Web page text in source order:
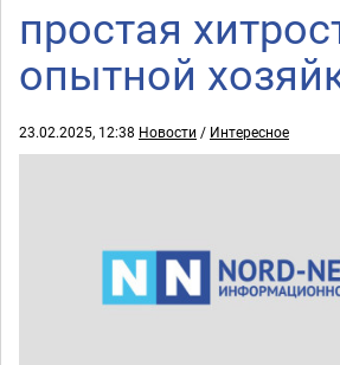
простая
опытной
23.02.2025, 12:38 Новости / Интересное